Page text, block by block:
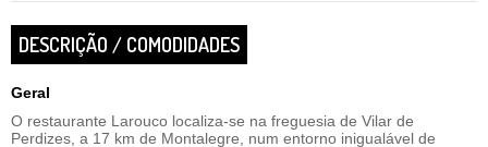
DESCRIÇÃO / COMODIDADES
Geral
O restaurante Larouco localiza-se na freguesia de Vilar de
Perdizes, a 17 km de Montalegre, num entorno inigualável de